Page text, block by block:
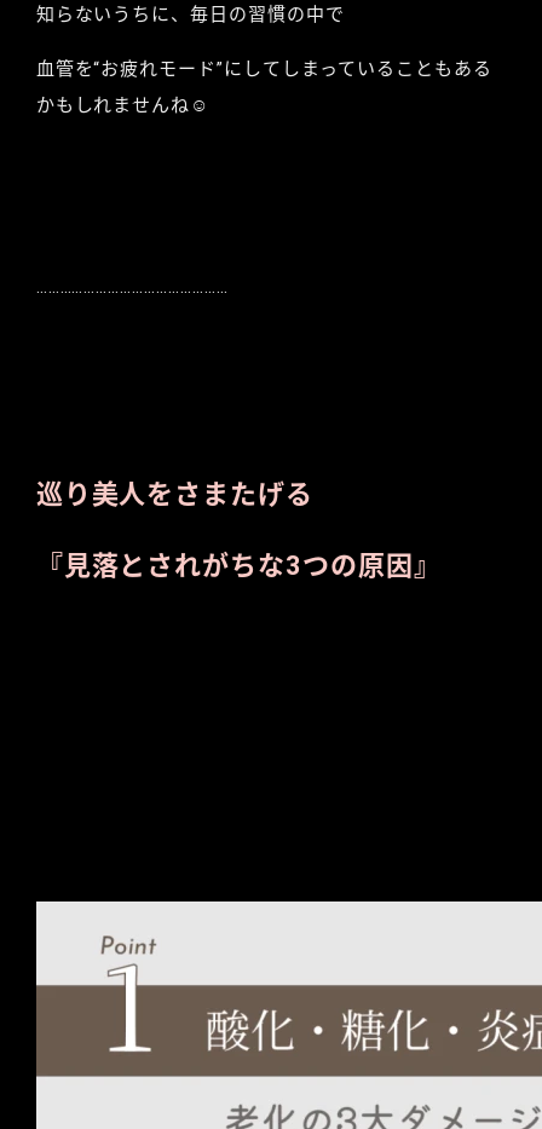
知らないうちに、毎日の習慣の中で
血管を“お疲れモード”にしてしまっていることもある
かもしれませんね☺︎
…………………………………………
巡り美人をさまたげる
『見落とされがちな3つの原因』